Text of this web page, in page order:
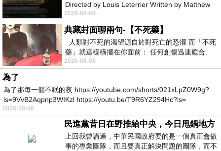
Directed by Louis Leterrier Written by Matthew
Robinson Starring Greta Lee Wa
2026-08-08
典藏封面聊兩句-【不死藥】
人類對不死的渴望源自於對死亡的恐懼 而「不死
藥」就這樣橫擺在你面前： 任何創傷迅速癒合、
停止衰老、痛覺消失…堪
2026-08-08
為了
為了那每一個不眠的夜 https://youtube.com/shorts/021xLpZ0W9g?
is=9VvB2Aqpnp3WIKzl https://youtu.be/T9R6YZ294Hc?is=
2026-08-08
民進黨昔日在野推給中央，今日甩鍋地方
上回我曾講過，中華民國政府要的是一個真正會做
事的專業團隊，而且要真正解決問題的團隊，而不